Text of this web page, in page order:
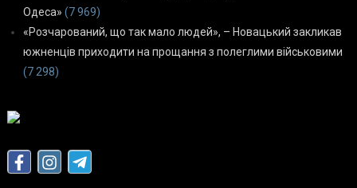
Одеса» (7 969)
«Розчарований, що так мало людей», – Новацький закликав
южненців приходити на прощання з полеглими військовими
(7 298)